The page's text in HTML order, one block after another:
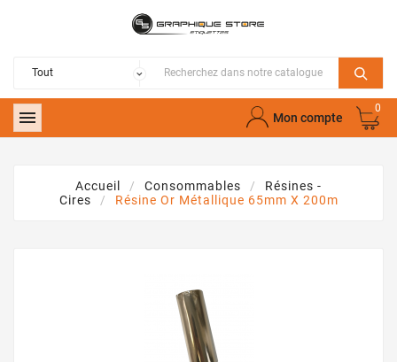
 Mon compte
0
Accueil Consommables
Résines -
Cires
Résine Or Métallique 65mm X 200m